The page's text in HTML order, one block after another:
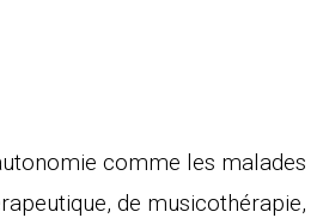
comme les malades
de musicothérapie,